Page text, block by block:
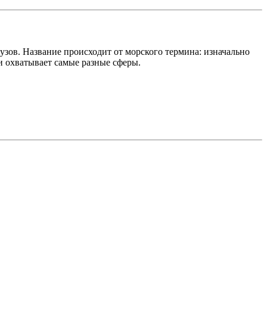
Название происходит от морского термина: изначально
охватывает самые разные сферы.